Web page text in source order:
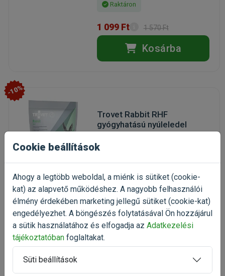
Raktáron
1 099 Ft 1 570 Ft
Kosárba
-10%
Trovet Rabbit RHF
gyógyhatású nyúleledel
1,2kg
gyógyhatású eledel nyulaknak
Gyártó:Trovet
Egységár: 4 075 Ft / kg
Raktáron
4 890 Ft
Cookie beállítások
Ahogy a legtöbb weboldal, a miénk is sütiket (cookie-
kat) az alapvető működéshez. A nagyobb felhasználói
élmény érdekében marketing jellegű sütiket (cookie-kat)
engedélyezhet. A böngészés folytatásával Ön hozzájárul
a sütik használatához és elfogadja az Adatkezelési
tájékoztatóban foglaltakat.
Süti beállítások